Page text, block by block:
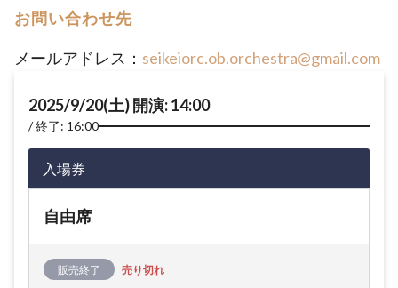
お問い合わせ先
メールアドレス： seikeiorc.ob.orchestra@gmail.com
2025/9/20(土) 開演: 14:00
終了: 16:00
入場券
自由席
販売終了 売り切れ